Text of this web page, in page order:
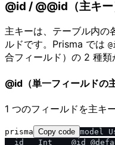
@id / @@id（主キー
主キーは、テーブル内の
ルドです。Prisma では
合フィールド）の 2 種類
@id（単一フィールドの
1 つのフィールドを主キ
prisma Copy code model
id   Int    @id